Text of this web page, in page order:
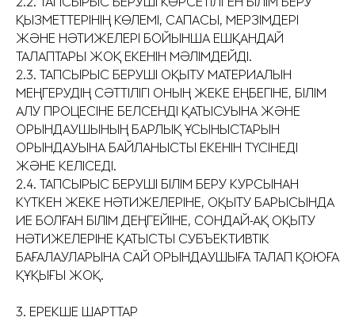
ҚЫЗМЕТТЕРІНІҢ КӨЛЕМІ, САПАСЫ, МЕРЗІМДЕРІ
ЖӘНЕ НӘТИЖЕЛЕРІ БОЙЫНША ЕШҚАНДАЙ
ТАЛАПТАРЫ ЖОҚ ЕКЕНІН МӘЛІМДЕЙДІ.
2.3. ТАПСЫРЫС БЕРУШІ ОҚЫТУ МАТЕРИАЛЫН
МЕҢГЕРУДІҢ СӘТТІЛІГІ ОНЫҢ ЖЕКЕ ЕҢБЕГІНЕ, БІЛІМ
АЛУ ПРОЦЕСІНЕ БЕЛСЕНДІ ҚАТЫСУЫНА ЖӘНЕ
ОРЫНДАУШЫНЫҢ БАРЛЫҚ ҰСЫНЫСТАРЫН
ОРЫНДАУЫНА БАЙЛАНЫСТЫ ЕКЕНІН ТҮСІНЕДІ
ЖӘНЕ КЕЛІСЕДІ.
2.4. ТАПСЫРЫС БЕРУШІ БІЛІМ БЕРУ КУРСЫНАН
КҮТКЕН ЖЕКЕ НӘТИЖЕЛЕРІНЕ, ОҚЫТУ БАРЫСЫНДА
ИЕ БОЛҒАН БІЛІМ ДЕҢГЕЙІНЕ, СОНДАЙ-АҚ ОҚЫТУ
НӘТИЖЕЛЕРІНЕ ҚАТЫСТЫ СУБЪЕКТИВТІК
БАҒАЛАУЛАРЫНА САЙ ОРЫНДАУШЫҒА ТАЛАП ҚОЮҒА
ҚҰҚЫҒЫ ЖОҚ.
3. ЕРЕКШЕ ШАРТТАР